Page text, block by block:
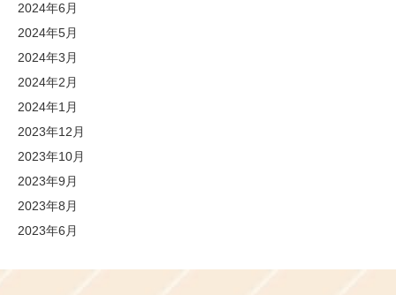
2024年6月
2024年5月
2024年3月
2024年2月
2024年1月
2023年12月
2023年10月
2023年9月
2023年8月
2023年6月